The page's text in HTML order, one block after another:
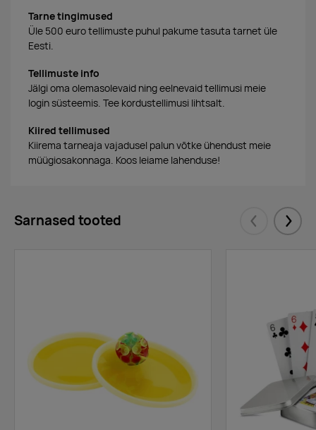
Tarne tingimused
Üle 500 euro tellimuste puhul pakume tasuta tarnet üle
Eesti.
Tellimuste info
Jälgi oma olemasolevaid ning eelnevaid tellimusi meie
login süsteemis. Tee kordustellimusi lihtsalt.
Kiired tellimused
Kiirema tarneaja vajadusel palun võtke ühendust meie
müügiosakonnaga. Koos leiame lahenduse!
Sarnased tooted Eelmised